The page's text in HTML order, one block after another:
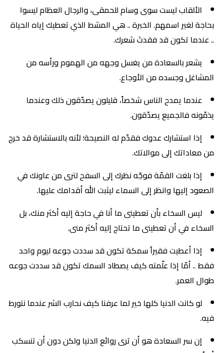
الألقاب ليست سوى وسام للحمقى، والرجال العظام ليسوا
بحاجة لغير اسمهم. الخبرة .. هي المشط الذي تعطيك إياه الحياة
.. عندما تكون قد فقدتَ شعرك.
يشعر بالسعادة من يغسل وجهه من الهموم ورأسه من
المشاغل وجسده من الأوجاع.
عندما يمدح الناس شخصاً، قليلون يصدّقون ذلك وعندما
يذمّونه فالجميع يصدّقون.
إذا استشارك عدوك فقدّم له النصيحة؛ لأنه بالاستشارة قد خرج
من معاداتك إلى موالاتك.
إذا بلغت القمّة فوجّه نظرك إلى السفح لترى من عاونك في
الصعود إليها وانظر إلى السماء ليثبت الله أقدامك عليها.
ليس السخاء بأن تعطينى ما أنا في حاجة إليه أكثر منك، بل
السخاء في أن تعطينى ما تحتاج إليه أكثر منى.
إذا أعطيت فقيراً سمكة تكون قد سددت جوعه ليوم واحد
فقط .. أمّا إذا علّمته كيف يصطاد السمك تكون قد سددت جوعه
طوال العمر.
لو كانت الدنيا كلها خير لما عرفنا كيف نحارب الشر عندما نتورط
فيه.
إن سر السعادة هو أن ترى روائع الدنيا ولكن دون أن تنسكب